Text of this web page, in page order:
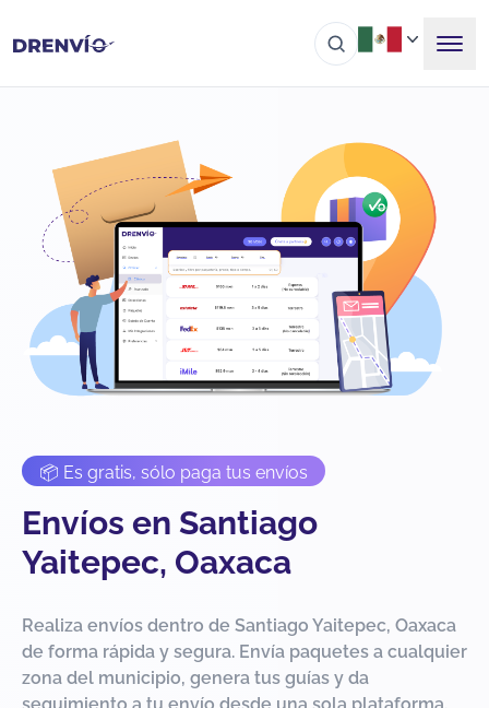
📦 Es gratis, sólo paga tus envíos
Envíos en Santiago
Yaitepec, Oaxaca
Realiza envíos dentro de Santiago Yaitepec, Oaxaca
de forma rápida y segura. Envía paquetes a cualquier
zona del municipio, genera tus guías y da